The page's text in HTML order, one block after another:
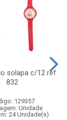
solapa c/12 ref
832
129357
Unidade
24 Unidade(s)